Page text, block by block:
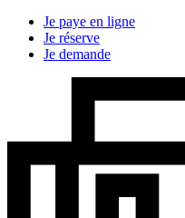
Je paye en ligne
Je réserve
Je demande